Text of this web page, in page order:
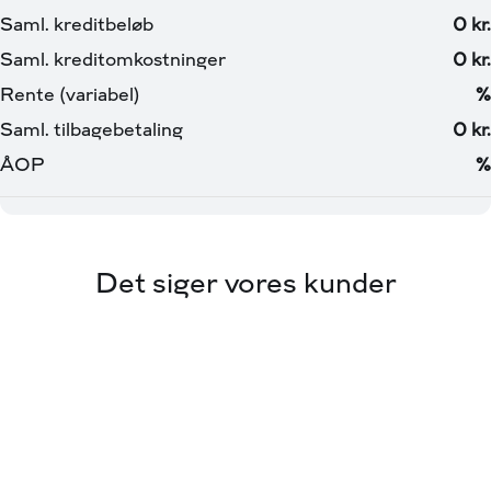
🔌 Vi hjælper ogå gerne med en ladeløsning i samarbejde
med Clever & Norlys
🛡️ Fordelagtige forsikringer uanset bilmærke
Salgsafdelingen holder åbent:
Mandag - Fredag kl. 09.00 - 17.30
📞 66 15 60 01
💻 www.viabiler.dkDet siger vores kunder